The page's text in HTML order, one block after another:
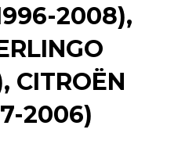
2008),
CITROËN
2006)